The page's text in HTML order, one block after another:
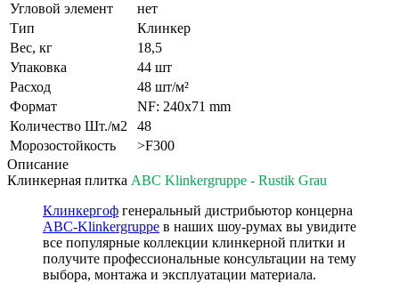
Угловой элемент
нет
Тип
Клинкер
Вес, кг
18,5
Упаковка
44 шт
Расход
48 шт/м²
Формат
NF: 240x71 mm
Количество Шт./м2
48
Морозостойкость
>F300
Описание
Клинкерная плитка ABC Klinkergruppe - Rustik Grau
Клинкергоф генеральный дистрибьютор концерна
ABC-Klinkergruppe в наших шоу-румах вы увидите
все популярные коллекции клинкерной плитки и
получите профессиональные консультации на тему
выбора, монтажа и эксплуатации материала.